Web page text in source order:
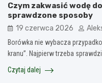
Czym zakwasić wodę
sprawdzone sposoby
19 czerwca 2026
Borówka nie wybacza
kranu”. Najpierw trzeba
Czytaj dalej